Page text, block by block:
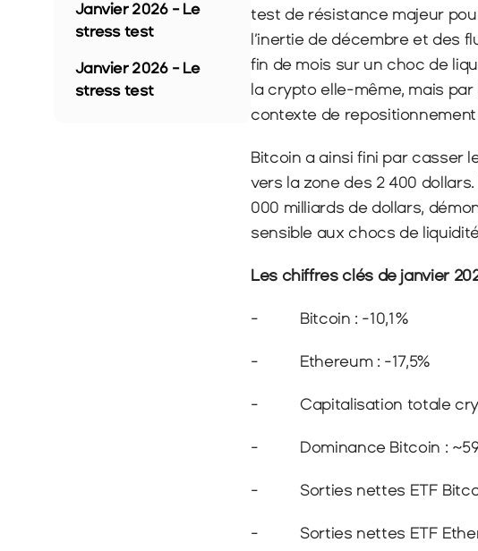
Janvier 2026 - Le
stress test
Janvier 2026 - Le
stress test
test de résistance majeur
l’inertie de décembre et des
fin de mois sur un choc de
la crypto elle-même, mais
contexte de
Bitcoin a ainsi fini par casser
vers la zone des 2 400
000 milliards de dollars,
sensible aux chocs de
Les chiffres clés de janvier
-          Bitcoin : -10,1%
-          Ethereum : -17,5%
-          Capitalisation totale
-          Dominance Bitcoin :
-          Sorties nettes ETF
-          Sorties nettes ETF